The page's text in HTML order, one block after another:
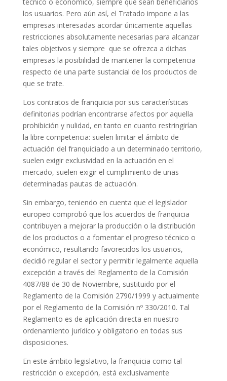
los usuarios. Pero aún así, el Tratado impone a las
empresas interesadas acordar únicamente aquellas
restricciones absolutamente necesarias para alcanzar
tales objetivos y siempre que se ofrezca a dichas
empresas la posibilidad de mantener la competencia
respecto de una parte sustancial de los productos de
que se trate.
Los contratos de franquicia por sus características
definitorias podrían encontrarse afectos por aquella
prohibición y nulidad, en tanto en cuanto restringirían
la libre competencia: suelen limitar el ámbito de
actuación del franquiciado a un determinado territorio,
suelen exigir exclusividad en la actuación en el
mercado, suelen exigir el cumplimiento de unas
determinadas pautas de actuación.
Sin embargo, teniendo en cuenta que el legislador
europeo comprobó que los acuerdos de franquicia
contribuyen a mejorar la producción o la distribución
de los productos o a fomentar el progreso técnico o
económico, resultando favorecidos los usuarios,
decidió regular el sector y permitir legalmente aquella
excepción a través del Reglamento de la Comisión
4087/88 de 30 de Noviembre, sustituido por el
Reglamento de la Comisión 2790/1999 y actualmente
por el Reglamento de la Comisión nº 330/2010. Tal
Reglamento es de aplicación directa en nuestro
ordenamiento jurídico y obligatorio en todas sus
disposiciones.
En este ámbito legislativo, la franquicia como tal
restricción o excepción, está exclusivamente